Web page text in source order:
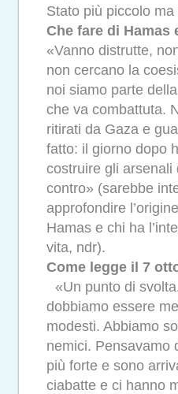
Stato più piccolo ma
Che fare di Hamas
«Vanno distrutte,
non cercano la
noi siamo parte
che va combattuta.
ritirati da Gaza e
fatto: il giorno dopo
costruire gli arsenali
contro» (sarebbe
approfondire
Hamas e chi ha
vita, ndr).
Come legge il 7
«Un punto di
dobbiamo essere
modesti. Abbiamo
nemici. Pensavamo
più forte e sono
ciabatte e ci hanno